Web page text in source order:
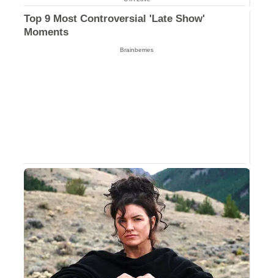
Top 9 Most Controversial 'Late Show'
Moments
Brainberries